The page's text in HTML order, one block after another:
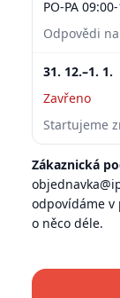
PO-PA
Odpovědi
31. 12.–1. 1.
Zavřeno
Startujeme
Zákaznická
odpovídáme v
o něco déle.